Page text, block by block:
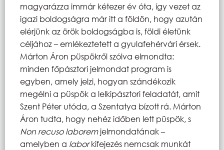
magyarázza immár kétezer év óta, így vezet az
igazi boldogságra már itt a földön, hogy azután
elérjünk az örök boldogságba is, földi életünk
céljához – emlékeztetett a gyulafehérvári érsek.
Márton Áron püspökről szólva elmondta:
minden főpásztori jelmondat program is
egyben, amely jelzi, hogyan szándékozik
megélni a püspök a lelkipásztori feladatát, amit
Szent Péter utóda, a Szentatya bízott rá. Márton
Áron tudta, hogy nehéz időben lett püspök, s
Non recuso laboremjelmondatának –
amelyben a laborkifejezés nemcsak munkát